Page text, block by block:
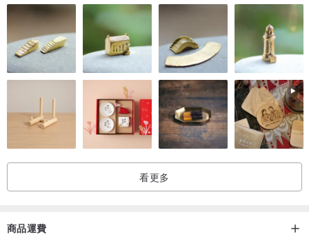
按我了解其他手機殼素材
看更多
商品運費